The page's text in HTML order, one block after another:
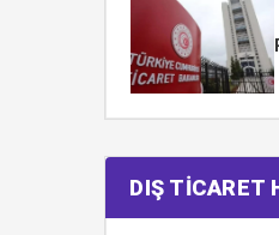
DIŞ TİCARET